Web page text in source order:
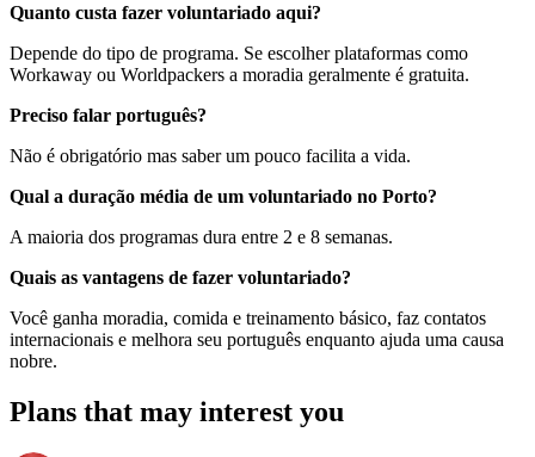
Quanto custa fazer voluntariado aqui?
Depende do tipo de programa. Se escolher plataformas como
Workaway ou Worldpackers a moradia geralmente é gratuita.
Preciso falar português?
Não é obrigatório mas saber um pouco facilita a vida.
Qual a duração média de um voluntariado no Porto?
A maioria dos programas dura entre 2 e 8 semanas.
Quais as vantagens de fazer voluntariado?
Você ganha moradia, comida e treinamento básico, faz contatos
internacionais e melhora seu português enquanto ajuda uma causa
nobre.
Plans that may interest you